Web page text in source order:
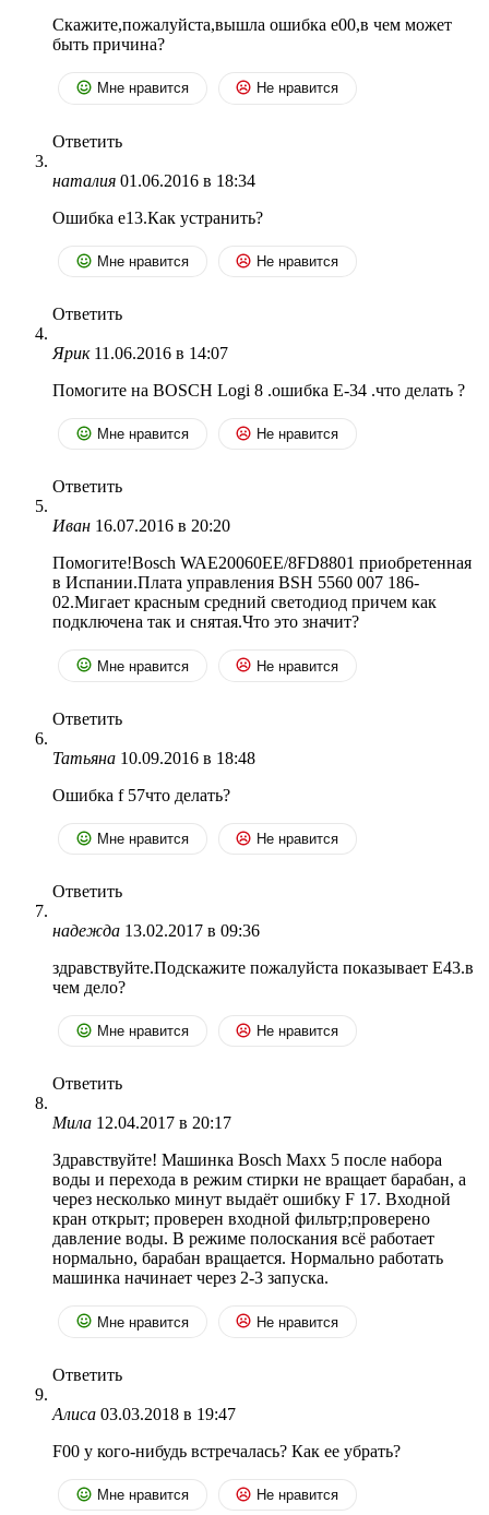
Скажите,пожалуйста,вышла ошибка е00,в чем может
быть причина?
Мне нравится Не нравится
Ответить
наталия 01.06.2016 в 18:34
Ошибка е13.Как устранить?
Мне нравится Не нравится
Ответить
Ярик 11.06.2016 в 14:07
Помогите на BOSCH Logi 8 .ошибка Е-34 .что делать ?
Мне нравится Не нравится
Ответить
Иван 16.07.2016 в 20:20
Помогите!Bosch WAE20060EE/8FD8801 приобретенная
в Испании.Плата управления BSH 5560 007 186-
02.Мигает красным средний светодиод причем как
подключена так и снятая.Что это значит?
Мне нравится Не нравится
Ответить
Татьяна 10.09.2016 в 18:48
Ошибка f 57что делать?
Мне нравится Не нравится
Ответить
надежда 13.02.2017 в 09:36
здравствуйте.Подскажите пожалуйста показывает Е43.в
чем дело?
Мне нравится Не нравится
Ответить
Мила 12.04.2017 в 20:17
Здравствуйте! Машинка Bosch Maxx 5 после набора
воды и перехода в режим стирки не вращает барабан, а
через несколько минут выдаёт ошибку F 17. Входной
кран открыт; проверен входной фильтр;проверено
давление воды. В режиме полоскания всё работает
нормально, барабан вращается. Нормально работать
машинка начинает через 2-3 запуска.
Мне нравится Не нравится
Ответить
Алиса 03.03.2018 в 19:47
F00 у кого-нибудь встречалась? Как ее убрать?
Мне нравится Не нравится